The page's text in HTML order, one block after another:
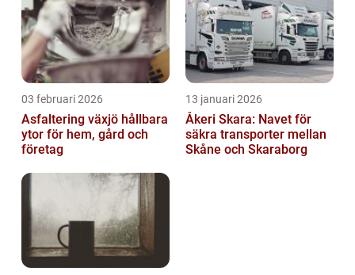
03 februari 2026
Asfaltering växjö hållbara
ytor för hem, gård och
företag
13 januari 2026
Åkeri Skara: Navet för
säkra transporter mellan
Skåne och Skaraborg